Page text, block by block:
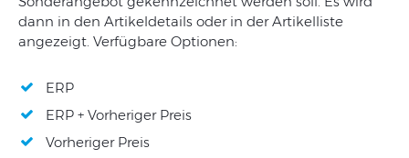
dann in den Artikeldetails oder in derArtikelliste
angezeigt. Verfügbare Optionen:
ERP
ERP + Vorheriger Preis
Vorheriger Preis